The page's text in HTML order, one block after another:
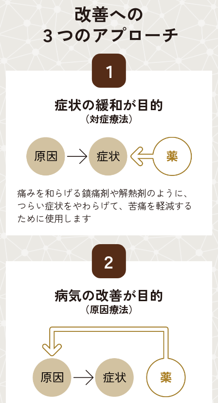
改善への
３つのアプローチ
１
症状の緩和が目的
（対症療法）
痛みを和らげる鎮痛剤や解熱剤のように、
つらい症状をやわらげて、苦痛を軽減する
ために使用します
２
病気の改善が目的
（原因療法）